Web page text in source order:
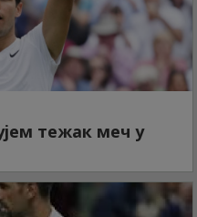
тежак меч у